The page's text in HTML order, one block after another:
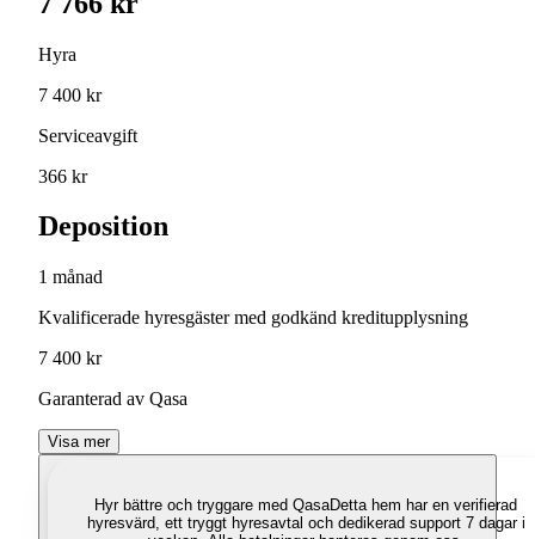
Hyra
7 400 kr
Serviceavgift
366 kr
Deposition
1 månad
Kvalificerade hyresgäster med godkänd kreditupplysning
7 400 kr
Garanterad av Qasa
Visa mer
Hyr bättre och tryggare med QasaDetta hem har en verifierad
hyresvärd, ett tryggt hyresavtal och dedikerad support 7 dagar i